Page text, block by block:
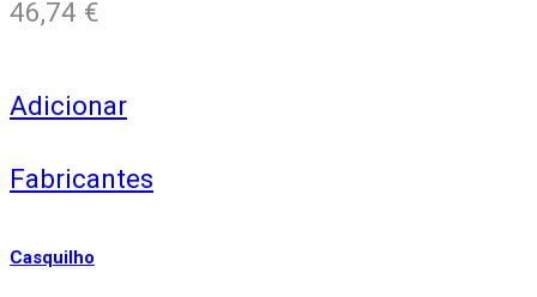
46,74 €
Adicionar
Fabricantes
Casquilho